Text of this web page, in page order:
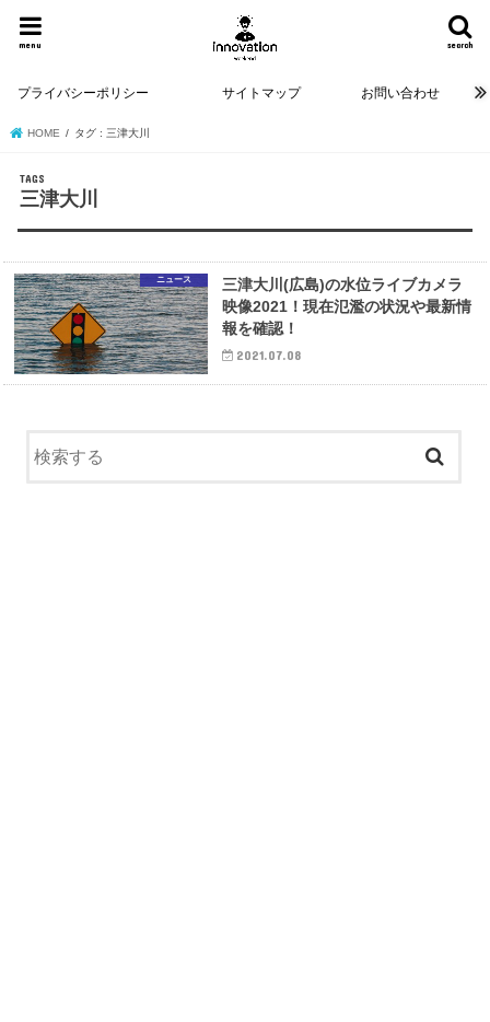
search
menu
プライバシーポリシー サイトマップ お問い合わせ
HOME タグ : 三津大川
三津大川
ニュース
三津大川(広島)の水位ライブカメラ
映像2021！現在氾濫の状況や最新情
報を確認！
2021.07.08